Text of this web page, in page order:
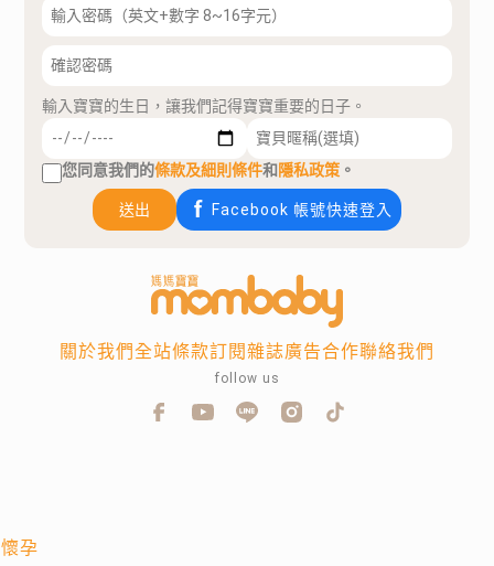
輸入寶寶的生日，讓我們記得寶寶重要的日子。
您同意我們的條款及細則條件和隱私政策 。
送出 Facebook 帳號快速登入
懷孕
關於我們全站條款訂閱雜誌廣告合作聯絡我們
follow us